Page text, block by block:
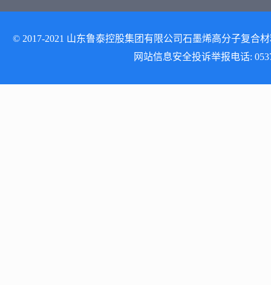
© 2017-2021 山东鲁泰控股集团有限公司石墨烯高分子复合
网站信息安全投诉举报电话: